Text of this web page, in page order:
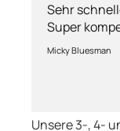
Sehr
Super
Abhandlung!
Micky Bluesman
Unsere 3-, 4-